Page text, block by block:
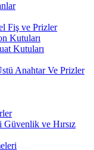
Fiş ve Prizler
Kutuları
Kutuları
Anahtar Ve Prizler
Güvenlik ve Hırsız